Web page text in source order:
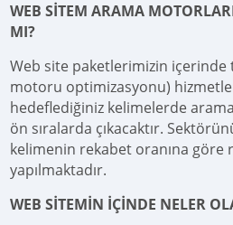
WEB SİTEM ARAMA
MI?
Web site paketlerimizin içerinde
motoru optimizasyonu)
hedeflediğiniz kelimelerde
ön sıralarda çıkacaktır.
kelimenin rekabet oranına göre
yapılmaktadır.
WEB SİTEMİN İÇİNDE NELER